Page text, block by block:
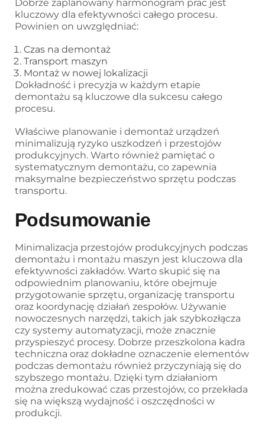
Dobrze zaplanowany harmonogram prac jest
kluczowy dla efektywności całego procesu.
Powinien on uwzględniać:
Czas na demontaż
Transport maszyn
Montaż w nowej lokalizacji
Dokładność i precyzja w każdym etapie
demontażu są kluczowe dla sukcesu całego
procesu.
Właściwe planowanie i demontaż urządzeń
minimalizują ryzyko uszkodzeń i przestojów
produkcyjnych. Warto również pamiętać o
systematycznym demontażu, co zapewnia
maksymalne bezpieczeństwo sprzętu podczas
transportu.
Podsumowanie
Minimalizacja przestojów produkcyjnych podczas
demontażu i montażu maszyn jest kluczowa dla
efektywności zakładów. Warto skupić się na
odpowiednim planowaniu, które obejmuje
przygotowanie sprzętu, organizację transportu
oraz koordynację działań zespołów. Używanie
nowoczesnych narzędzi, takich jak szybkozłącza
czy systemy automatyzacji, może znacznie
przyspieszyć procesy. Dobrze przeszkolona kadra
techniczna oraz dokładne oznaczenie elementów
podczas demontażu również przyczyniają się do
szybszego montażu. Dzięki tym działaniom
można zredukować czas przestojów, co przekłada
się na większą wydajność i oszczędności w
produkcji.